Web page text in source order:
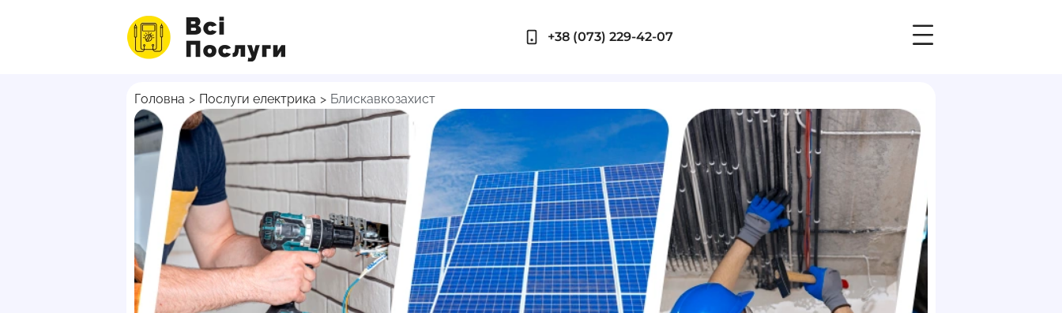
+38 (073) 229-42-07
Головна > Послуги електрика > Блискавкозахист